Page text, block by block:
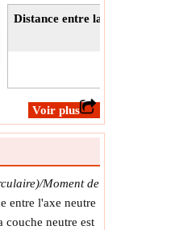
Distance entre la couche
​Voir plus
Moment de
entre l'axe neutre
couche neutre est